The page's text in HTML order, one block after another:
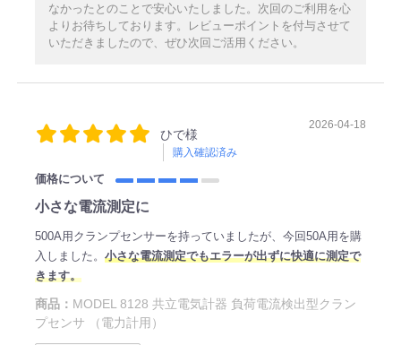
なかったとのことで安心いたしました。次回のご利用を心
よりお待ちしております。レビューポイントを付与させて
いただきましたので、ぜひ次回ご活用ください。
ひで様
購入確認済み
2026-04-18
価格について
小さな電流測定に
500A用クランプセンサーを持っていましたが、今回50A用を購
入しました。 小さな電流測定でもエラーが出ずに快適に測定で
きます。
商品： MODEL 8128 共立電気計器 負荷電流検出型クラン
プセンサ （電力計用）